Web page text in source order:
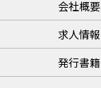
会社概要
求人情報
発行書籍